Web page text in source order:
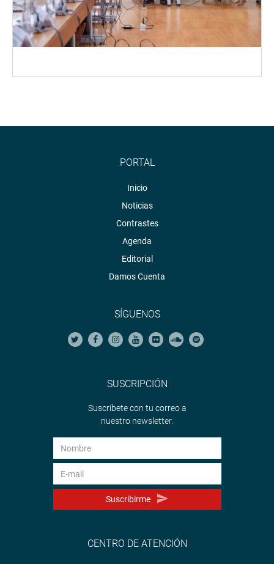
PORTAL
Inicio
Noticias
Contrastes
Agenda
Editorial
Damos Cuenta
SÍGUENOS
SUSCRIPCIÓN
Suscríbete con tu correo a
nuestro newsletter.
Suscribirme
CENTRO DE ATENCIÓN